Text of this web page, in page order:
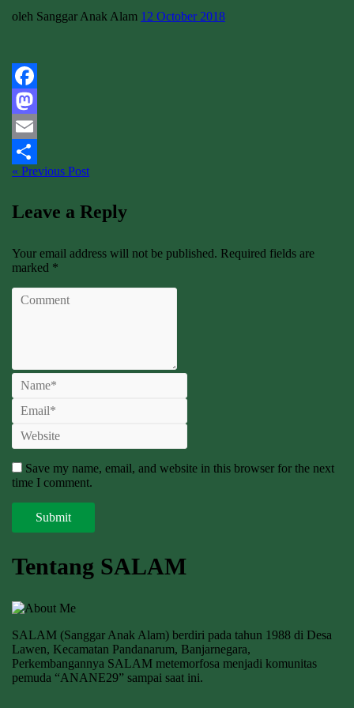
oleh Sanggar Anak Alam 12 October 2018
Facebook
Mastodon
Email
Share
« Previous Post
Leave a Reply
Your email address will not be published. Required fields are
marked *
Save my name, email, and website in this browser for the next
time I comment.
Tentang SALAM
SALAM (Sanggar Anak Alam) berdiri pada tahun 1988 di Desa
Lawen, Kecamatan Pandanarum, Banjarnegara,
Perkembangannya SALAM metemorfosa menjadi komunitas
pemuda “ANANE29” sampai saat ini.